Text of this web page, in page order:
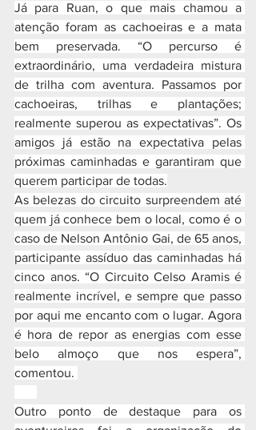
Já para Ruan, o que mais chamou a
atenção foram as cachoeiras e a mata
bem preservada. “O percurso é
extraordinário, uma verdadeira mistura
de trilha com aventura. Passamos por
cachoeiras, trilhas e plantações;
realmente superou as expectativas”. Os
amigos já estão na expectativa pelas
próximas caminhadas e garantiram que
querem participar de todas.
As belezas do circuito surpreendem até
quem já conhece bem o local, como é o
caso de Nelson Antônio Gai, de 65 anos,
participante assíduo das caminhadas há
cinco anos. “O Circuito Celso Aramis é
realmente incrível, e sempre que passo
por aqui me encanto com o lugar. Agora
é hora de repor as energias com esse
belo almoço que nos espera”,
comentou.
Outro ponto de destaque para os